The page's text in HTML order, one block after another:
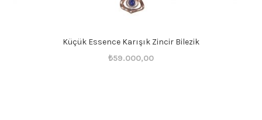
Küçük Essence Karışık Zincir Bilezik
Orijinal
₺59.000,00Şu